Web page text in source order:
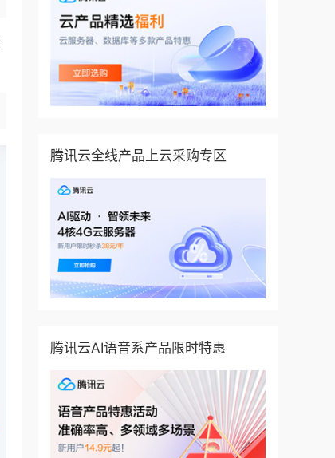
腾讯云全线产品上云采购专区
腾讯云AI语音系产品限时特惠